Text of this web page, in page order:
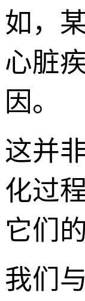
如，
心脏
因。
这并
化过
它们
我们